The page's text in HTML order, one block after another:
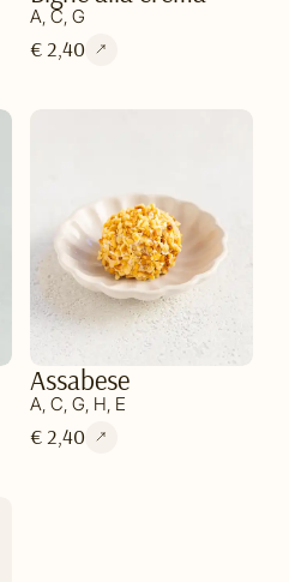
A, C, G
€ 2,40
Assabese
A, C, G, H, E
€ 2,40